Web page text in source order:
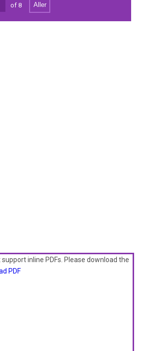
of 8 Aller
inline PDFs. Please download the
PDF